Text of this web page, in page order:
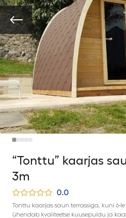
“Tonttu” kaarjas
3m
0.0
Tonttu kaarjas saun terrassiga, kuni 6-
ühendab kvaliteetse kuusepuidu ja